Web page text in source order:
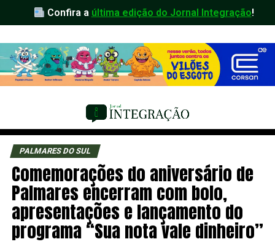
Confira a última edição do Jornal Integração!
PALMARES DO SUL
Comemorações do aniversário de
Palmares encerram com bolo,
apresentações e lançamento do
programa “Sua nota vale dinheiro”